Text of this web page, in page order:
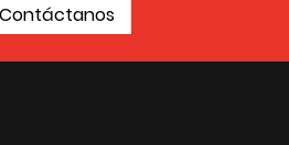
Contáctanos